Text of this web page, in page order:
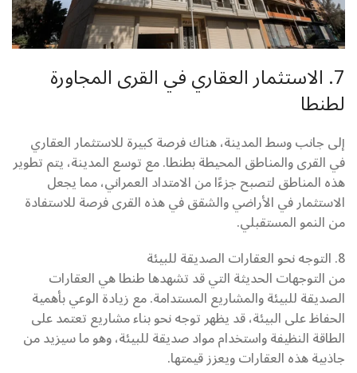
7. الاستثمار العقاري في القرى المجاورة
لطنطا
إلى جانب وسط المدينة، هناك فرصة كبيرة للاستثمار العقاري
في القرى والمناطق المحيطة بطنطا. مع توسع المدينة، يتم تطوير
هذه المناطق لتصبح جزءًا من الامتداد العمراني، مما يجعل
الاستثمار في الأراضي والشقق في هذه القرى فرصة للاستفادة
من النمو المستقبلي.
8. التوجه نحو العقارات الصديقة للبيئة
من التوجهات الحديثة التي قد تشهدها طنطا هي العقارات
الصديقة للبيئة والمشاريع المستدامة. مع زيادة الوعي بأهمية
الحفاظ على البيئة، قد يظهر توجه نحو بناء مشاريع تعتمد على
الطاقة النظيفة واستخدام مواد صديقة للبيئة، وهو ما سيزيد من
جاذبية هذه العقارات ويعزز قيمتها.